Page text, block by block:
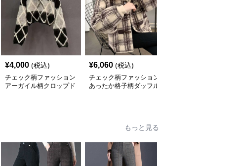
¥4,000 (税込)
チェック柄ファッション
アーガイル柄クロップド
¥6,060 (税込)
チェック柄ファッション
あったか格子柄ダッフル
もっと見る